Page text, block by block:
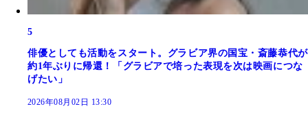
5
俳優としても活動をスタート。グラビア界の国宝・斎藤恭代が
約1年ぶりに帰還！「グラビアで培った表現を次は映画につな
げたい」
2026年08月02日 13:30